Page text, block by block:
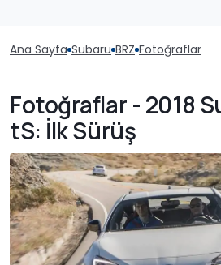
Ana Sayfa Subaru BRZ Fotoğraflar
Fotoğraflar - 2018
tS: İlk Sürüş